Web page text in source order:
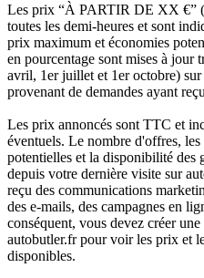
Les prix “À PARTIR DE XX €”
toutes les demi-heures et sont
prix maximum et économies
en pourcentage sont mises à jour
avril, 1er juillet et 1er octobre)
provenant de demandes ayant
Les prix annoncés sont TTC et
éventuels. Le nombre d'offres,
potentielles et la disponibilité des
depuis votre dernière visite sur
reçu des communications
des e-mails, des campagnes en
conséquent, vous devez créer
autobutler.fr pour voir les prix et
disponibles.